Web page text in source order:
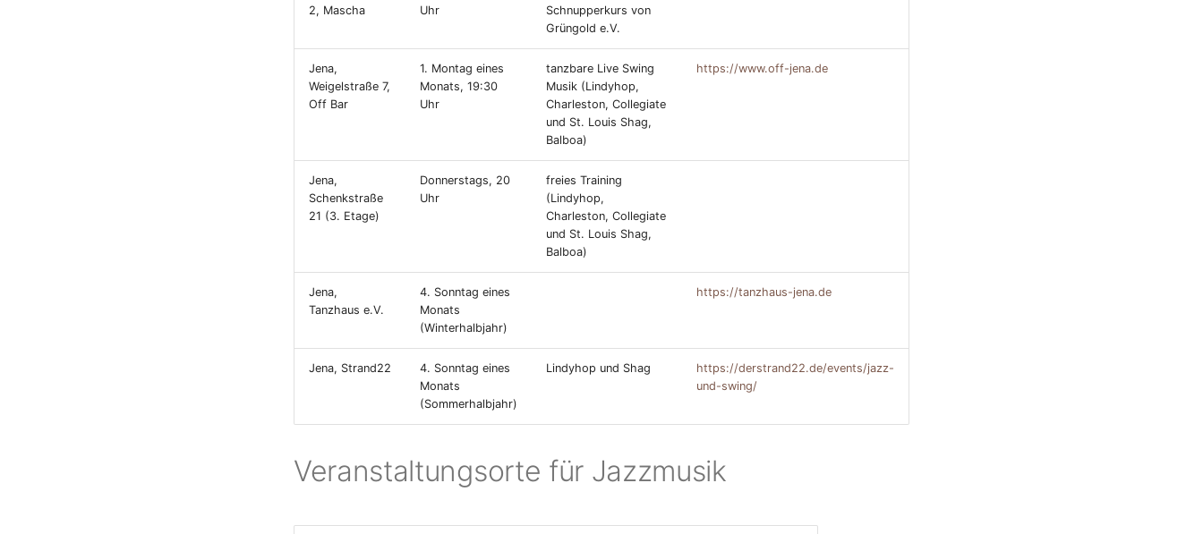
2, Mascha
Uhr
Schnupperkurs von
Grüngold e.V.
Jena,
Weigelstraße 7,
Off Bar
1. Montag eines
Monats, 19:30
Uhr
tanzbare Live Swing
Musik (Lindyhop,
Charleston, Collegiate
und St. Louis Shag,
Balboa)
https://www.off-jena.de
Jena,
Schenkstraße
21 (3. Etage)
Donnerstags, 20
Uhr
freies Training
(Lindyhop,
Charleston, Collegiate
und St. Louis Shag,
Balboa)
Jena,
Tanzhaus e.V.
4. Sonntag eines
Monats
(Winterhalbjahr)
https://tanzhaus-jena.de
Jena, Strand22
4. Sonntag eines
Monats
(Sommerhalbjahr)
Lindyhop und Shag
https://derstrand22.de/events/jazz-
und-swing/
Veranstaltungsorte für Jazzmusik